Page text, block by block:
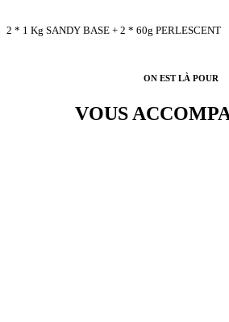
2 * 1 Kg SANDY BASE + 2 * 60g PERLESCENT
ON EST LÀ POUR
VOUS